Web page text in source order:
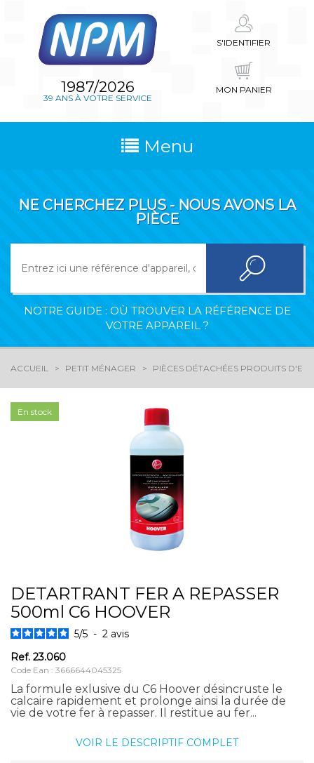
1987/2026
39 ANS À VOTRE SERVICE
S'IDENTIFIER
MON PANIER
Menu
NE CHERCHEZ PLUS - NOUS AVONS LA
PIÈCE
NOTRE GUIDE : OÙ TROUVER LA RÉFÉRENCE DE
VOTRE APPAREIL ?
ACCUEIL PETIT MÉNAGER PIÈCES DÉTACHÉES PRODUITS
En stock
DETARTRANT FER A REPASSER
500ml C6 HOOVER
5/5 - 2 avis
Ref. 23.060
Code Ean : 3666644045325
La formule exlusive du C6 Hoover désincruste le
calcaire rapidement et prolonge ainsi la durée de
vie de votre fer à repasser. Il restitue au fer...
VOIR LE DESCRIPTIF COMPLET